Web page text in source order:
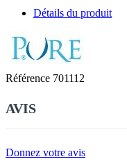
Détails du produit
Référence 701112
AVIS
Donnez votre avis